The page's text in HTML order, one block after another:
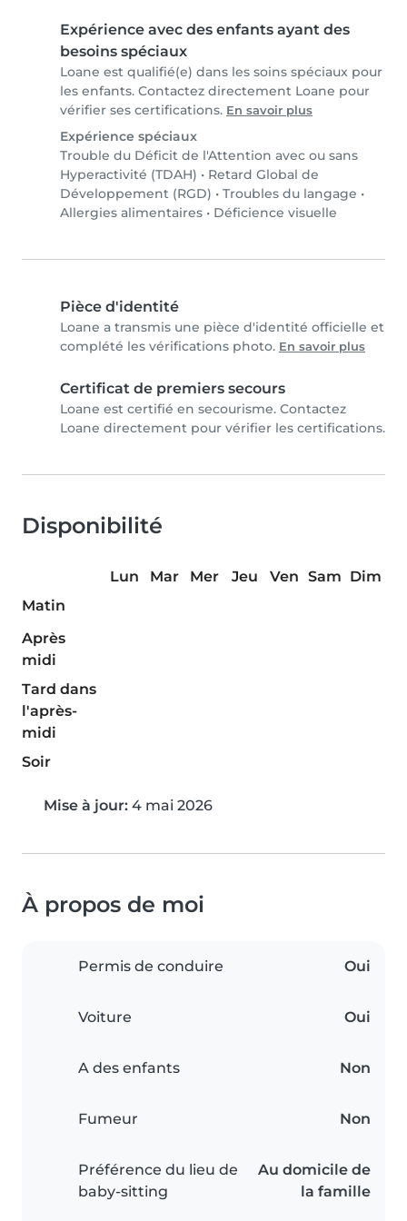
Expérience avec des enfants ayant des
besoins spéciaux
Loane est qualifié(e) dans les soins spéciaux pour
les enfants. Contactez directement Loane pour
vérifier ses certifications. En savoir plus
Expérience spéciaux
Trouble du Déficit de l'Attention avec ou sans
Hyperactivité (TDAH) • Retard Global de
Développement (RGD) • Troubles du langage •
Allergies alimentaires • Déficience visuelle
Pièce d'identité
Loane a transmis une pièce d'identité officielle et
complété les vérifications photo. En savoir plus
Certificat de premiers secours
Loane est certifié en secourisme. Contactez
Loane directement pour vérifier les certifications.
Disponibilité
Lun Mar Mer Jeu Ven Sam Dim
Matin
Après
midi
Tard dans
l'après-
midi
Soir
Mise à jour: 4 mai 2026
À propos de moi
Permis de conduire Oui
Voiture Oui
A des enfants Non
Fumeur Non
Préférence du lieu de
baby-sitting
Au domicile de
la famille